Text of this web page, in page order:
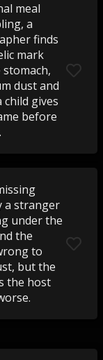
meal
a
finds
mark
dust and
child gives
before
a stranger
under the
the
to
but the
the host